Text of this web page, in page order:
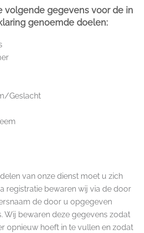
volgende gegevens voor de in
genoemde doelen:
Geslacht
van onze dienst moet u zich
registratie bewaren wij via de door
de door u opgegeven
Wij bewaren deze gegevens zodat
opnieuw hoeft in te vullen en zodat